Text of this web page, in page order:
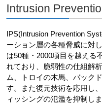
Intrusion
IPS(Intrusion Prevention
ーション層の各種脅威に対
は50種・2000項目を越える
れており、脆弱性の仕組解
ム、トロイの木馬、バック
す。また復元技術を応用し
ィッシングの氾濫を抑制し